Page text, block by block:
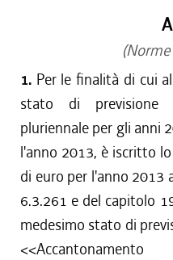
1. Per le finalità di cui
stato di previsione
pluriennale per gli anni
l'anno 2013, è iscritto
di euro per l'anno 2013
6.3.261 e del capitolo
medesimo stato di